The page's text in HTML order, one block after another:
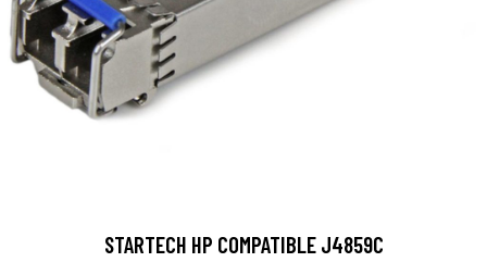
STARTECH HP COMPATIBLE J4859C